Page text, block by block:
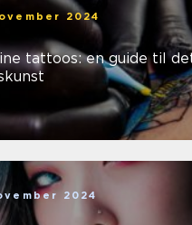
2024
tattoos: en guide til
2024